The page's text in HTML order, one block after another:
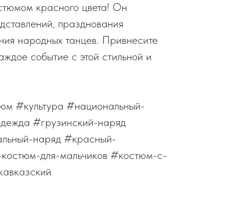
красного цвета! Он
празднования
народных танцев. Привнесите
событие с этой стильной и
#культура #национальный-
#грузинский-наряд
наряд #красный-
для-мальчиков #костюм-с-